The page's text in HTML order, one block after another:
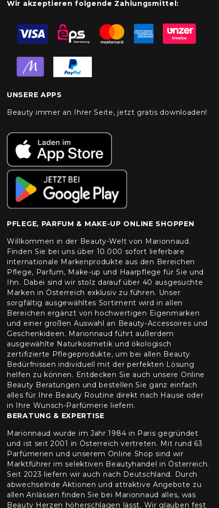
Wir akzeptieren folgende Zahlungsmittel:
UNSERE APPS
Beauty immer an Ihrer Seite, jetzt gratis downloaden!
PFLEGE, PARFUM & MAKE-UP ONLINE SHOPPEN
Willkommen in der Beauty-Welt von Marionnaud.
Finden Sie bei uns über 10.000 sofort lieferbare
internationale Markenprodukte aus den Bereichen
Pflege, Parfum, Make-up und Haarpflege für Sie und
Ihn. Dabei sind wir stolz darauf über 40 ausgesuchte
Marken in Österreich exklusiv zu führen. Unser
sorgfältig ausgewähltes Sortiment wird in allen
Bereichen ergänzt von hochwertigen Eigenmarken
und einer großen Auswahl an Beauty-Accessoires und
Geschenkideen. Marionnaud führt außerdem
ausgewählte Naturkosmetik und ökologisch
zertifizierte Pflegeprodukte, um bei allen Beauty
Bedürfnissen individuell mit der perfekten Lösung
helfen zu können. Entdecken Sie auch unsere Online
Beauty Beratungen und bestellen Sie ganz einfach
alles für Ihre Beauty Routine direkt nach Hause oder
in Ihre Wunsch-Parfümerie liefern.
BERATUNG & EXPERTISE
Marionnaud wurde im Jahr 1984 in Paris gegründet
und ist seit 2001 in Österreich vertreten. Mit rund 63
Parfümerien und unserem Online Shop sind wir
Marktführer im selektiven Beautyhandel in Österreich.
Seit 2023 liefern wir auch nach Deutschland. Durch
abwechselnde Aktionen und attraktive Angebote zu
allen Anlässen finden Sie bei Marionnaud alles, was
Beauty Herzen höherschlagen lässt. Wir glauben fest